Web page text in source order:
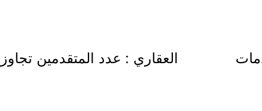
العقاري : عدد المتقدمين تجاوز